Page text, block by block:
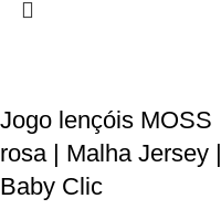
Jogo lençóis MOSS
rosa | Malha Jersey |
Baby Clic